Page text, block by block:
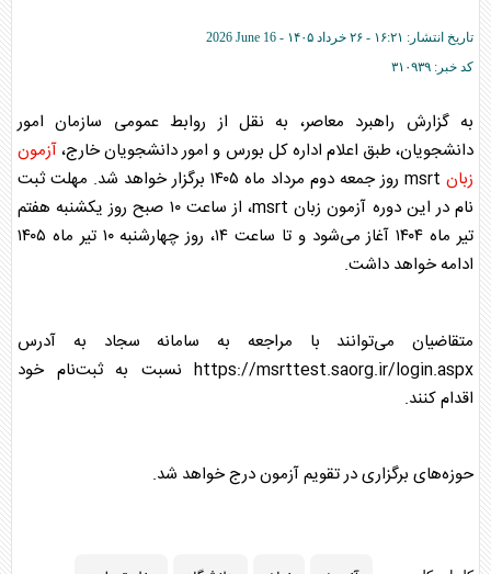
تاریخ انتشار: ۱۶:۲۱ - ۲۶ خرداد ۱۴۰۵ -
2026 June 16
کد خبر: ۳۱۰۹۳۹
به گزارش راهبرد معاصر، به نقل از روابط عمومی سازمان امور
دانشجویان، طبق اعلام اداره کل بورس و امور دانشجویان خارج،آزمون
زبان
msrt روز جمعه دوم مرداد ماه ۱۴۰۵ برگزار خواهد شد. مهلت ثبت
نام در این دوره آزمون زبان
msrt، از ساعت ۱۰ صبح روز یکشنبه هفتم
تیر ماه ۱۴۰۴ آغاز می‌شود و تا ساعت ۱۴، روز چهارشنبه ۱۰ تیر ماه ۱۴۰۵
ادامه خواهد داشت.
متقاضیان می‌توانند با مراجعه به سامانه سجاد به آدرس
https://msrttest.saorg.ir/login.aspx نسبت به ثبت‌نام خود
اقدام کنند.
حوزه‌های برگزاری در تقویمآزموندرج خواهد شد.